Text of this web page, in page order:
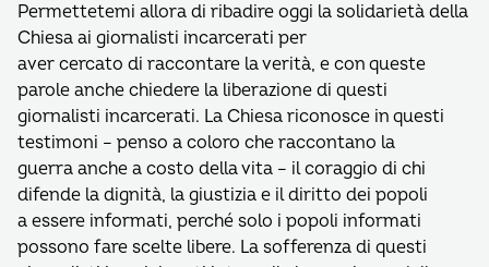
Permettetemi allora di ribadire oggi la solidarietà della
Chiesa ai giornalisti incarcerati per
aver cercato di raccontare la verità, e con queste
parole anche chiedere la liberazione di questi
giornalisti incarcerati. La Chiesa riconosce in questi
testimoni – penso a coloro che raccontano la
guerra anche a costo della vita – il coraggio di chi
difende la dignità, la giustizia e il diritto dei popoli
a essere informati, perché solo i popoli informati
possono fare scelte libere. La sofferenza di questi